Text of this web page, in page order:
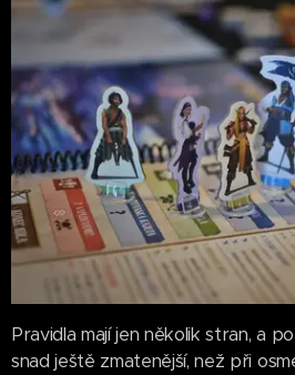
Pravidla mají jen několik stran, a
snad ještě zmatenější, než při